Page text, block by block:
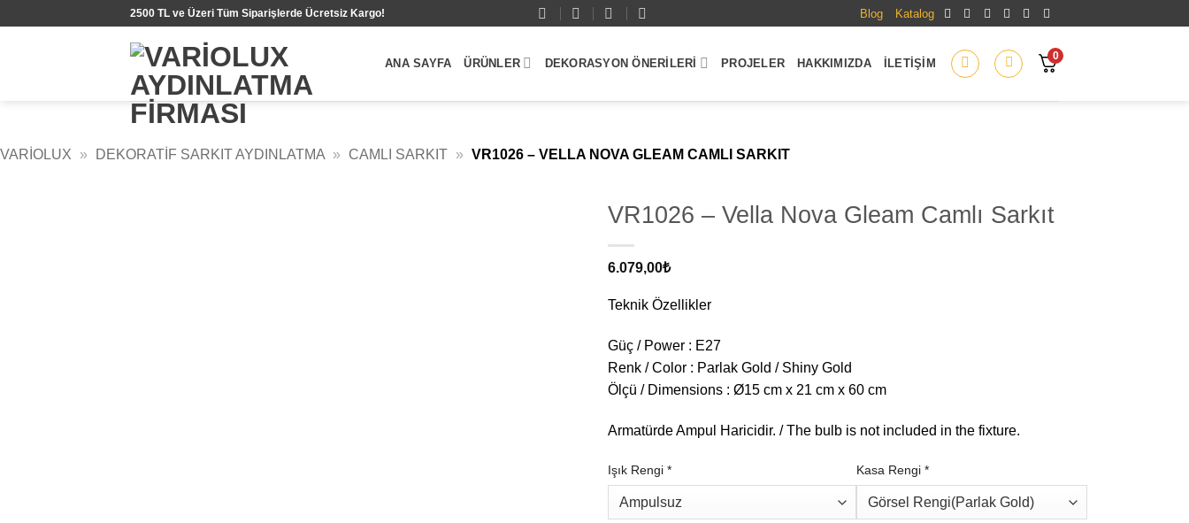
2500 TL ve Üzeri Tüm Siparişlerde Ücretsiz Kargo! Blog Katalog
ANA SAYFA ÜRÜNLER DEKORASYON ÖNERILERI PROJELER HAKKIMIZDA İLETIŞIM
0
VARIOLUX » DEKORATIF SARKIT AYDINLATMA » CAMLI SARKIT » VR1026 – VELLA NOVA GLEAM CAMLI SARKIT
VR1026 – Vella Nova Gleam Camlı Sarkıt
6.079,00₺
Teknik Özellikler
Güç / Power : E27
Renk / Color : Parlak Gold / Shiny Gold
Ölçü / Dimensions : Ø15 cm x 21 cm x 60 cm
Armatürde Ampul Haricidir. / The bulb is not included in the fixture.
Işık Rengi * Kasa Rengi *